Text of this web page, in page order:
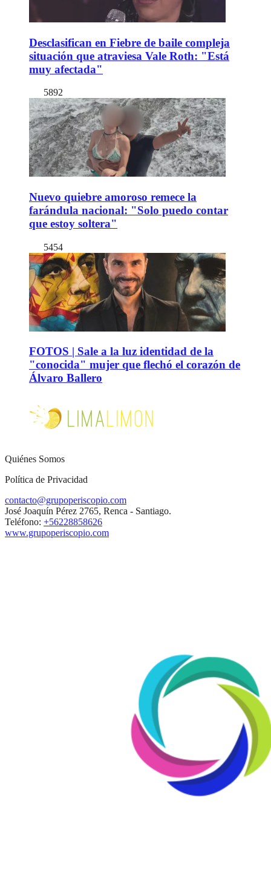
Desclasifican en Fiebre de baile compleja
situación que atraviesa Vale Roth: "Está
muy afectada"
5892
Nuevo quiebre amoroso remece la
farándula nacional: "Solo puedo contar
que estoy soltera"
5454
FOTOS | Sale a la luz identidad de la
"conocida" mujer que flechó el corazón de
Álvaro Ballero
Quiénes Somos
Política de Privacidad
contacto@grupoperiscopio.com
José Joaquín Pérez 2765, Renca - Santiago.
Teléfono: +56228858626
www.grupoperiscopio.com